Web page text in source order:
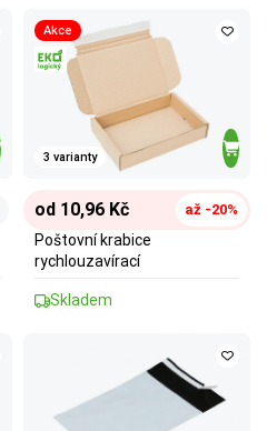
Akce
3 varianty
od 10,96 Kč až -20%
Poštovní krabice
rychlouzavírací
Skladem